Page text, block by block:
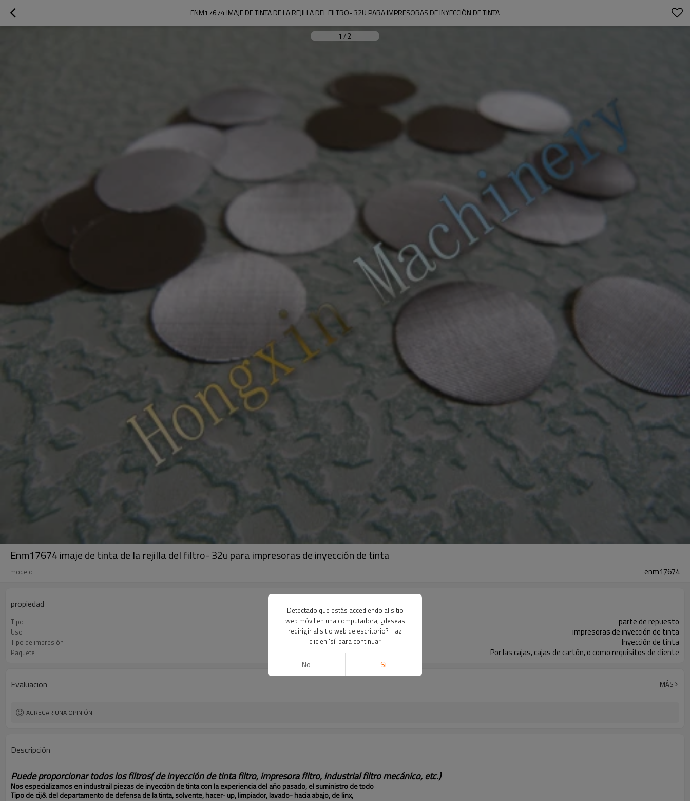
ENM17674 IMAJE DE TINTA DE LA REJILLA DEL FILTRO- 32U PARA IMPRESORAS DE INYECCIÓN DE TINTA
1 / 2
Enm17674 imaje de tinta de la rejilla del filtro- 32u para impresoras de inyección de tinta
modelo enm17674
propiedad
Tipo parte de repuesto
Uso impresoras de inyección de tinta
Tipo de impresión Inyección de tinta
Paquete Por las cajas, cajas de cartón, o como requisitos de cliente
Evaluacion MÁS
AGREGAR UNA OPINIÓN
Descripción
Puede proporcionar todos los filtros( de inyección de tinta filtro, impresora filtro, industrial filtro mecánico, etc.)
Nos especializamos en industrail piezas de inyección de tinta con la experiencia del año pasado, el suministro de todo
Tipo de cij& del departamento de defensa de la tinta, solvente, hacer- up, limpiador, lavado- hacia abajo, de linx,
Detectado que estás accediendo al sitio
web móvil en una computadora, ¿deseas
redirigir al sitio web de escritorio? Haz
clic en 'sí' para continuar
No Si